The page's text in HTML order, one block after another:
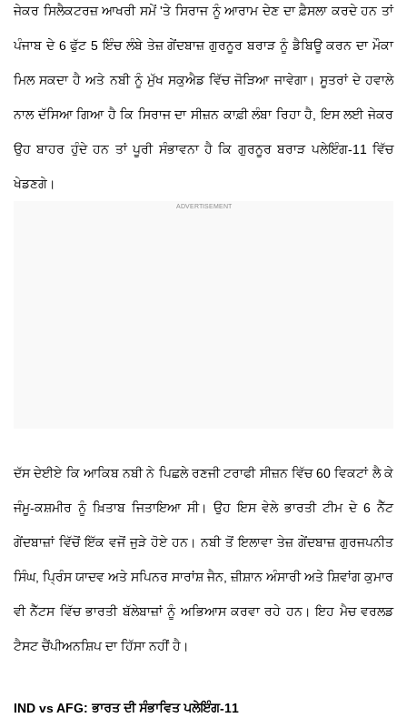
ਜੇਕਰ ਸਿਲੈਕਟਰਜ਼ ਆਖਰੀ ਸਮੇਂ 'ਤੇ ਸਿਰਾਜ ਨੂੰ ਆਰਾਮ ਦੇਣ ਦਾ ਫ਼ੈਸਲਾ ਕਰਦੇ ਹਨ ਤਾਂ
ਪੰਜਾਬ ਦੇ 6 ਫੁੱਟ 5 ਇੰਚ ਲੰਬੇ ਤੇਜ਼ ਗੇਂਦਬਾਜ਼ ਗੁਰਨੂਰ ਬਰਾੜ ਨੂੰ ਡੈਬਿਊ ਕਰਨ ਦਾ ਮੌਕਾ
ਮਿਲ ਸਕਦਾ ਹੈ ਅਤੇ ਨਬੀ ਨੂੰ ਮੁੱਖ ਸਕੁਐਡ ਵਿੱਚ ਜੋੜਿਆ ਜਾਵੇਗਾ। ਸੂਤਰਾਂ ਦੇ ਹਵਾਲੇ
ਨਾਲ ਦੱਸਿਆ ਗਿਆ ਹੈ ਕਿ ਸਿਰਾਜ ਦਾ ਸੀਜ਼ਨ ਕਾਫ਼ੀ ਲੰਬਾ ਰਿਹਾ ਹੈ, ਇਸ ਲਈ ਜੇਕਰ
ਉਹ ਬਾਹਰ ਹੁੰਦੇ ਹਨ ਤਾਂ ਪੂਰੀ ਸੰਭਾਵਨਾ ਹੈ ਕਿ ਗੁਰਨੂਰ ਬਰਾੜ ਪਲੇਇੰਗ-11 ਵਿੱਚ
ਖੇਡਣਗੇ।
ਦੱਸ ਦੇਈਏ ਕਿ ਆਕਿਬ ਨਬੀ ਨੇ ਪਿਛਲੇ ਰਣਜੀ ਟਰਾਫੀ ਸੀਜ਼ਨ ਵਿੱਚ 60 ਵਿਕਟਾਂ ਲੈ ਕੇ
ਜੰਮੂ-ਕਸ਼ਮੀਰ ਨੂੰ ਖ਼ਿਤਾਬ ਜਿਤਾਇਆ ਸੀ। ਉਹ ਇਸ ਵੇਲੇ ਭਾਰਤੀ ਟੀਮ ਦੇ 6 ਨੈੱਟ
ਗੇਂਦਬਾਜ਼ਾਂ ਵਿੱਚੋਂ ਇੱਕ ਵਜੋਂ ਜੁੜੇ ਹੋਏ ਹਨ। ਨਬੀ ਤੋਂ ਇਲਾਵਾ ਤੇਜ਼ ਗੇਂਦਬਾਜ਼ ਗੁਰਜਪਨੀਤ
ਸਿੰਘ, ਪ੍ਰਿੰਸ ਯਾਦਵ ਅਤੇ ਸਪਿਨਰ ਸਾਰਾਂਸ਼ ਜੈਨ, ਜ਼ੀਸ਼ਾਨ ਅੰਸਾਰੀ ਅਤੇ ਸ਼ਿਵਾਂਗ ਕੁਮਾਰ
ਵੀ ਨੈੱਟਸ ਵਿੱਚ ਭਾਰਤੀ ਬੱਲੇਬਾਜ਼ਾਂ ਨੂੰ ਅਭਿਆਸ ਕਰਵਾ ਰਹੇ ਹਨ। ਇਹ ਮੈਚ ਵਰਲਡ
ਟੈਸਟ ਚੈਂਪੀਅਨਸ਼ਿਪ ਦਾ ਹਿੱਸਾ ਨਹੀਂ ਹੈ।
IND vs AFG: ਭਾਰਤ ਦੀ ਸੰਭਾਵਿਤ ਪਲੇਇੰਗ-11